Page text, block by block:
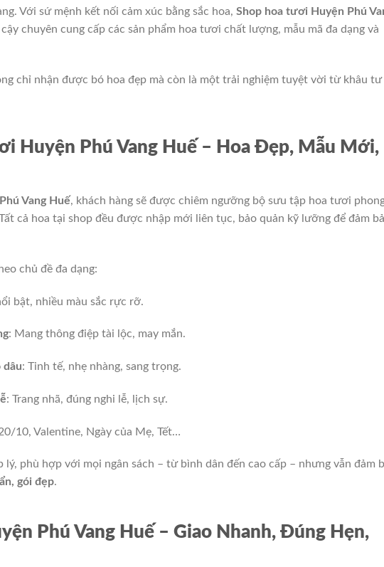
Với sứ mệnh kết nối cảm xúc bằng sắc hoa, Shop hoa tươi Huyện Phú
chuyên cung cấp các sản phẩm hoa tươi chất lượng, mẫu mã đa dạng và
chỉ nhận được bó hoa đẹp mà còn là một trải nghiệm tuyệt vời từ khâu tư
Huyện Phú Vang Huế – Hoa Đẹp, Mẫu Mới,
Vang Huế, khách hàng sẽ được chiêm ngưỡng bộ sưu tập hoa tươi
cả hoa tại shop đều được nhập mới liên tục, bảo quản kỹ lưỡng để đảm
chủ đề đa dạng:
bật, nhiều màu sắc rực rỡ.
: Mang thông điệp tài lộc, may mắn.
dâu: Tinh tế, nhẹ nhàng, sang trọng.
: Trang nhã, đúng nghi lễ, lịch sự.
10, Valentine, Ngày của Mẹ, Tết…
lý, phù hợp với mọi ngân sách – từ bình dân đến cao cấp – nhưng vẫn đảm
gói đẹp.
Phú Vang Huế – Giao Nhanh, Đúng Hẹn,